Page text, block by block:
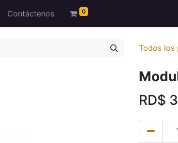
Contáctenos 0
Todos los
RD$